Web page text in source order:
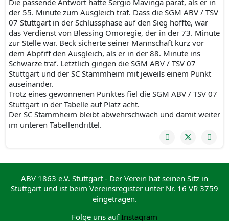
Die passende Antwort hatte Sergio Mavinga parat, als er in
der 55. Minute zum Ausgleich traf. Dass die SGM ABV / TSV
07 Stuttgart in der Schlussphase auf den Sieg hoffte, war
das Verdienst von Blessing Omoregie, der in der 73. Minute
zur Stelle war. Beck sicherte seiner Mannschaft kurz vor
dem Abpfiff den Ausgleich, als er in der 88. Minute ins
Schwarze traf. Letztlich gingen die SGM ABV / TSV 07
Stuttgart und der SC Stammheim mit jeweils einem Punkt
auseinander.
Trotz eines gewonnenen Punktes fiel die SGM ABV / TSV 07
Stuttgart in der Tabelle auf Platz acht.
Der SC Stammheim bleibt abwehrschwach und damit weiter
im unteren Tabellendrittel.
ABV 1863 e.V. Stuttgart - Der Verein hat seinen Sitz in
Stuttgart und ist beim Vereinsregister unter Nr. 16 VR 3759
eingetragen.
Folge uns aufInstagram